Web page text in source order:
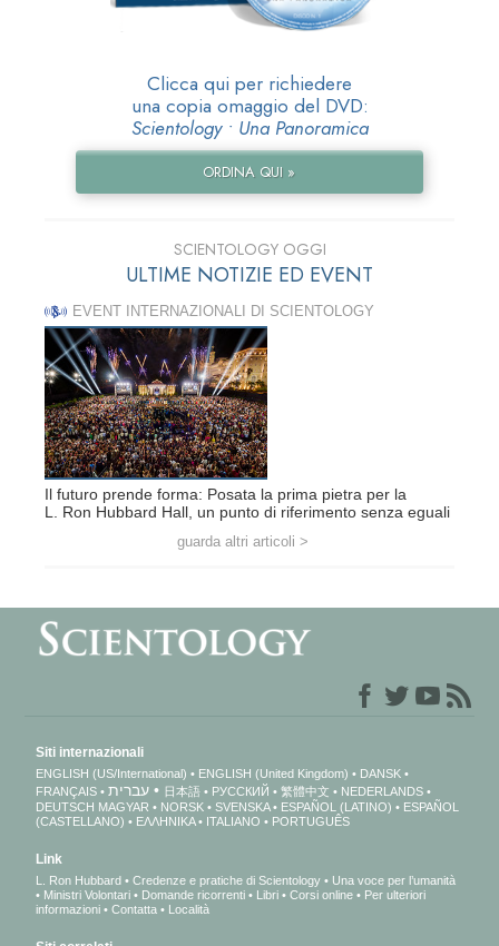
Clicca qui per richiedere
una copia omaggio del DVD:
Scientology • Una Panoramica
ORDINA QUI »
SCIENTOLOGY OGGI
ULTIME NOTIZIE ED EVENT
EVENT INTERNAZIONALI DI SCIENTOLOGY
Il futuro prende forma: Posata la prima pietra per la
L. Ron Hubbard Hall, un punto di riferimento senza eguali
guarda altri articoli >
Siti internazionali
ENGLISH (US/International) ENGLISH (United Kingdom)
DANSK
FRANÇAIS
עברית 日本語 РУССКИЙ 繁體中文
NEDERLANDS
DEUTSCH MAGYAR NORSK SVENSKA ESPAÑOL (LATINO)
ESPAÑOL
(CASTELLANO)
ΕΛΛΗΝΙΚA ITALIANO PORTUGUÊS
Link
L. Ron Hubbard Credenze e pratiche di Scientology
Una voce per l’umanità
Ministri Volontari
Domande ricorrenti Libri Corsi online
Per ulteriori
informazioni
Contatta Località